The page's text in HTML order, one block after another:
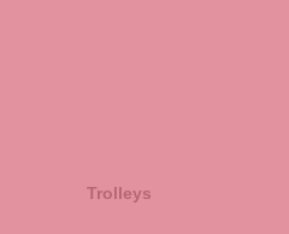
Trolleys